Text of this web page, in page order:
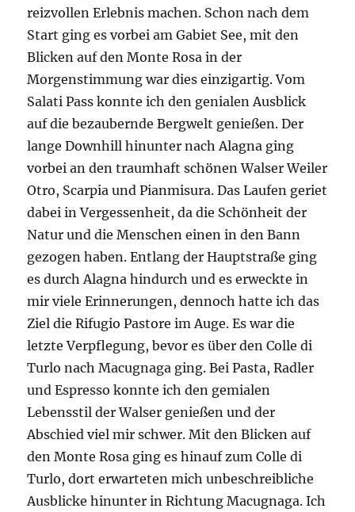
reizvollen Erlebnis machen. Schon nach dem
Start ging es vorbei am Gabiet See, mit den
Blicken auf den Monte Rosa in der
Morgenstimmung war dies einzigartig. Vom
Salati Pass konnte ich den genialen Ausblick
auf die bezaubernde Bergwelt genießen. Der
lange Downhill hinunter nach Alagna ging
vorbei an den traumhaft schönen Walser Weiler
Otro, Scarpia und Pianmisura. Das Laufen geriet
dabei in Vergessenheit, da die Schönheit der
Natur und die Menschen einen in den Bann
gezogen haben. Entlang der Hauptstraße ging
es durch Alagna hindurch und es erweckte in
mir viele Erinnerungen, dennoch hatte ich das
Ziel die Rifugio Pastore im Auge. Es war die
letzte Verpflegung, bevor es über den Colle di
Turlo nach Macugnaga ging. Bei Pasta, Radler
und Espresso konnte ich den gemialen
Lebensstil der Walser genießen und der
Abschied viel mir schwer. Mit den Blicken auf
den Monte Rosa ging es hinauf zum Colle di
Turlo, dort erwarteten mich unbeschreibliche
Ausblicke hinunter in Richtung Macugnaga. Ich